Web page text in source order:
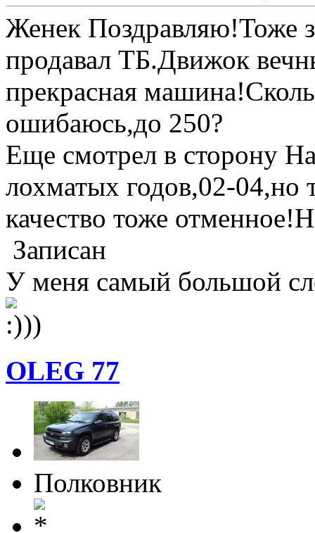
Женек Поздравляю!Тоже
продавал ТБ.Движок
прекрасная
ошибаюсь,до 250?
Еще смотрел в сторону
лохматых годов,02-04,но
качество тоже
Записан
У меня самый большой
))
OLEG 77
Полковник